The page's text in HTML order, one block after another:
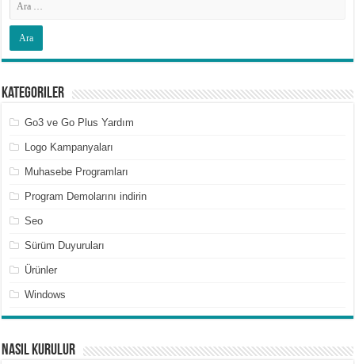
Kategoriler
Go3 ve Go Plus Yardım
Logo Kampanyaları
Muhasebe Programları
Program Demolarını indirin
Seo
Sürüm Duyuruları
Ürünler
Windows
Nasıl Kurulur